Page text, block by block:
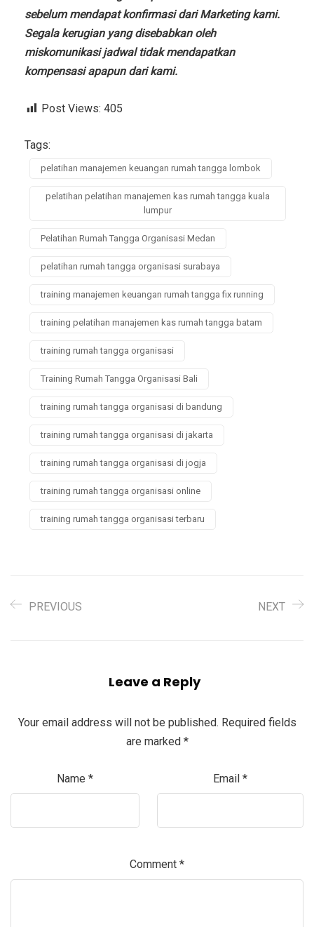
sebelum mendapat konfirmasi dari Marketing kami.
Segala kerugian yang disebabkan oleh
miskomunikasi jadwal tidak mendapatkan
kompensasi apapun dari kami.
Post Views: 405
Tags:
pelatihan manajemen keuangan rumah tangga lombok
pelatihan pelatihan manajemen kas rumah tangga kuala
lumpur
Pelatihan Rumah Tangga Organisasi Medan
pelatihan rumah tangga organisasi surabaya
training manajemen keuangan rumah tangga fix running
training pelatihan manajemen kas rumah tangga batam
training rumah tangga organisasi
Training Rumah Tangga Organisasi Bali
training rumah tangga organisasi di bandung
training rumah tangga organisasi di jakarta
training rumah tangga organisasi di jogja
training rumah tangga organisasi online
training rumah tangga organisasi terbaru
PREVIOUS NEXT
Leave a Reply
Your email address will not be published. Required fields
are marked *
Name * Email *
Comment *